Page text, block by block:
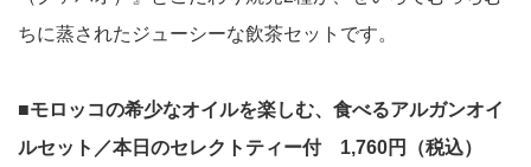
ちに蒸されたジューシーな飲茶セットです。
■モロッコの希少なオイルを楽しむ、食べるアルガンオイ
ルセット／本日のセレクトティー付 1,760円（税込）